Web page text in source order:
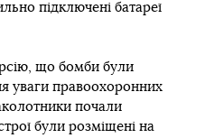
підключені батареї
що бомби були
уваги правоохоронних
почали
були розміщені на